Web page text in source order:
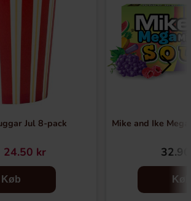
Jul 8-pack
24.50 kr
Køb
Mike and Ike
Køb